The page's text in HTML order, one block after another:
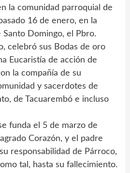
la comunidad parroquial de
16 de enero, en la
Domingo, el Pbro.
celebró sus Bodas de oro
Eucaristía de acción de
la compañía de su
y sacerdotes de
de Tacuarembó e incluso
funda el 5 de marzo de
Corazón, y el padre
responsabilidad de Párroco,
tal, hasta su fallecimiento.